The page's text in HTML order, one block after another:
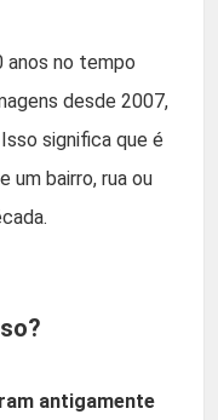
anos no tempo
desde 2007,
significa que é
um bairro, rua ou
antigamente